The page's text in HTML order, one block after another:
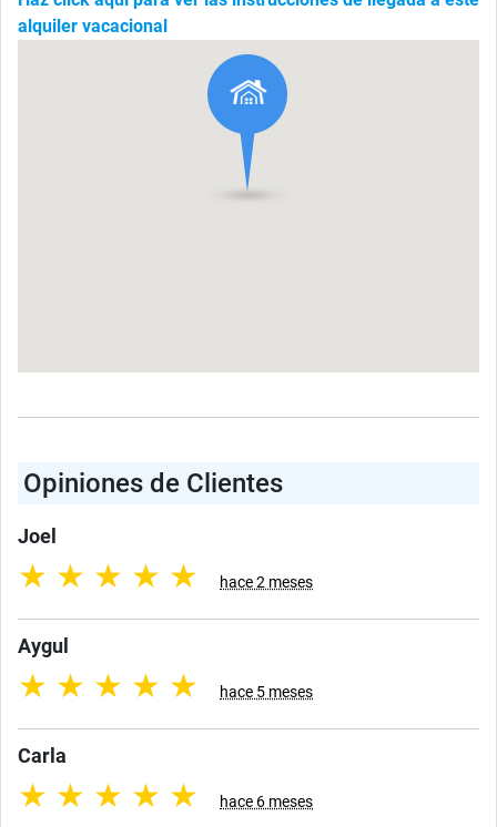
alquiler vacacional
Opiniones de Clientes
Joel
★ ★ ★ ★ ★ hace 2 meses
Aygul
★ ★ ★ ★ ★ hace 5 meses
Carla
★ ★ ★ ★ ★ hace 6 meses